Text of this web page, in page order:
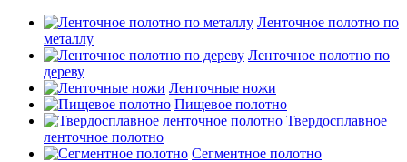
Ленточное полотно по
металлу
Ленточное полотно по
дереву
Ленточные ножи
Пищевое полотно
Твердосплавное
ленточное полотно
Сегментное полотно